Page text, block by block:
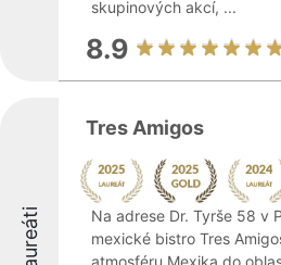
skupinových akcí, ...
8.9
Laureáti
Tres Amigos
Na adrese Dr. Tyrše 58 v
mexické bistro Tres
atmosféru Mexika do